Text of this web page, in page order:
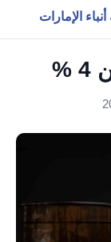
الإمارات